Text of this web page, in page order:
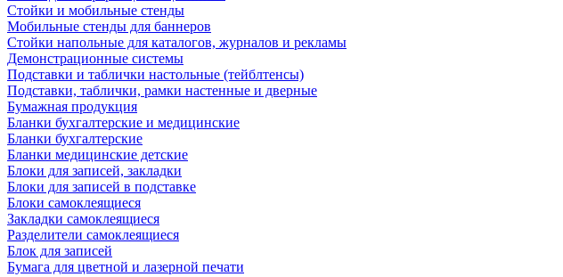
Стойки и мобильные стенды
Мобильные стенды для баннеров
Стойки напольные для каталогов, журналов и рекламы
Демонстрационные системы
Подставки и таблички настольные (тейблтенсы)
Подставки, таблички, рамки настенные и дверные
Бумажная продукция
Бланки бухгалтерские и медицинские
Бланки бухгалтерские
Бланки медицинские детские
Блоки для записей, закладки
Блоки для записей в подставке
Блоки самоклеящиеся
Закладки самоклеящиеся
Разделители самоклеящиеся
Блок для записей
Бумага для цветной и лазерной печати